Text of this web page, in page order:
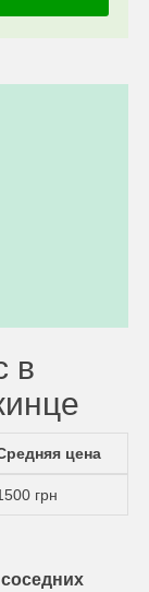
в
цена
грн